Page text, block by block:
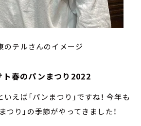
のテルさんのイメージ
春のパンまつり2022
えば「パンまつり」ですね！ 今年も
つり」の季節がやってきました！